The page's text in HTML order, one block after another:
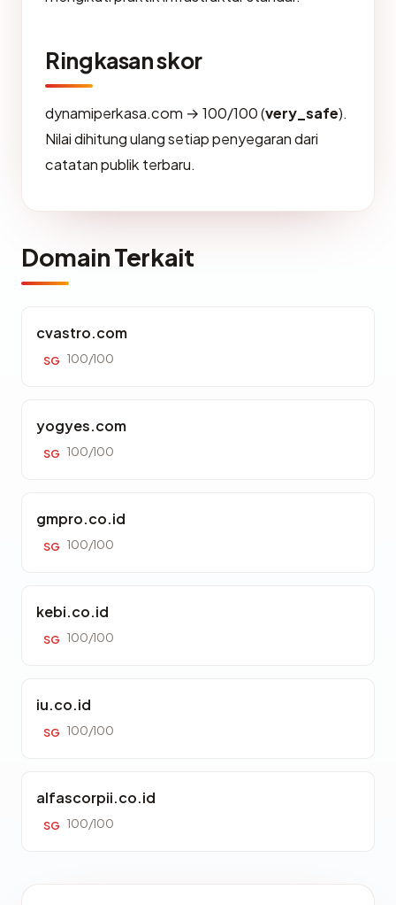
Ringkasan skor
dynamiperkasa.com → 100/100 (very_safe).
Nilai dihitung ulang setiap penyegaran dari
catatan publik terbaru.
Domain Terkait
cvastro.com
SG 100/100
yogyes.com
SG 100/100
gmpro.co.id
SG 100/100
kebi.co.id
SG 100/100
iu.co.id
SG 100/100
alfascorpii.co.id
SG 100/100